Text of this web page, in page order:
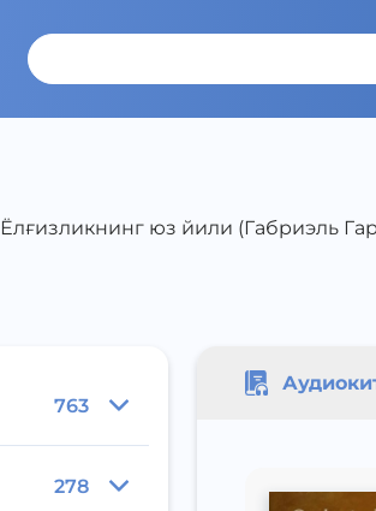
Ёлғизликнинг юз йили (Габриэль
763
278